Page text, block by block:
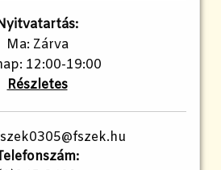
Ma: Zárva
12:00-19:00
Részletes